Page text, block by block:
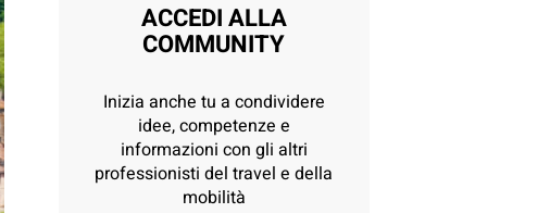
ACCEDI ALLA
COMMUNITY
Inizia anche tu a condividere
idee, competenze e
informazioni con gli altri
professionisti del travel e della
mobilità